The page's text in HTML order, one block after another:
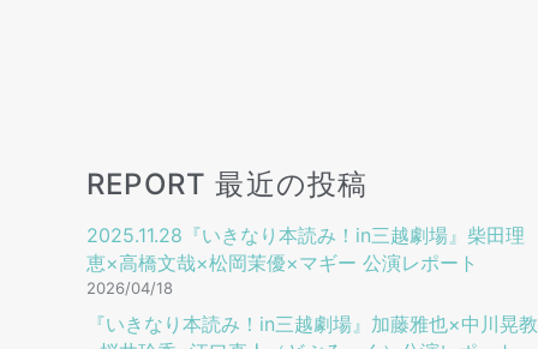
REPORT 最近の投稿
2025.11.28『いきなり本読み！in三越劇場』柴田理
恵×高橋文哉×松岡茉優×マギー 公演レポート
2026/04/18
『いきなり本読み！in三越劇場』加藤雅也×中川晃教